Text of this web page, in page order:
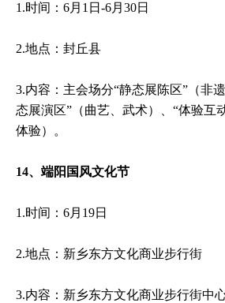
1.时间：6月1日-6月30日
2.地点：封丘县
3.内容：主会场分“静态展陈区”（非
态展演区”（曲艺、武术）、“体验互
体验）。
14、端阳国风文化节
1.时间：6月19日
2.地点：新乡东方文化商业步行街
3.内容：新乡东方文化商业步行街中